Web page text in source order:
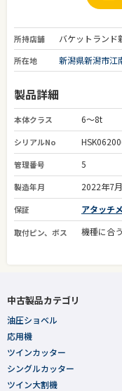
所持店舗 バケットランド
所在地 新潟県新潟市江
製品詳細
本体クラス 6～8t
シリアルNo
管理番号 5
製造年月 2022年7月
保証 アタッチ
取付ピン、ボス 機種に合
中古製品カテゴリ
油圧ショベル
応用機
ツインカッター
シングルカッター
ツイン大割機